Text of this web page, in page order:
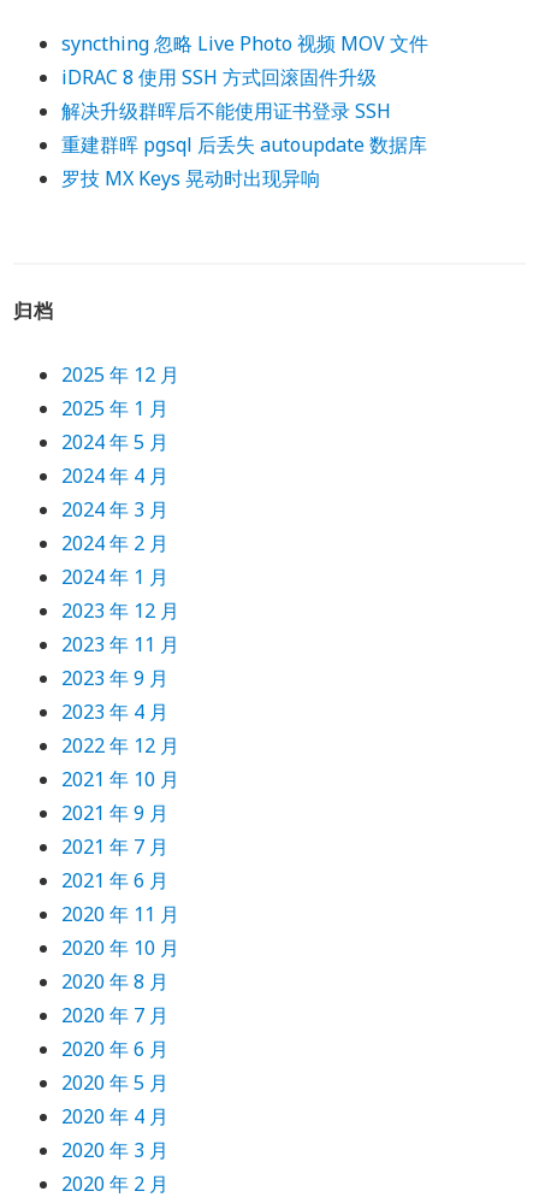
syncthing 忽略 Live Photo 视频 MOV 文件
iDRAC 8 使用 SSH 方式回滚固件升级
解决升级群晖后不能使用证书登录 SSH
重建群晖 pgsql 后丢失 autoupdate 数据库
罗技 MX Keys 晃动时出现异响
归档
2025 年 12 月
2025 年 1 月
2024 年 5 月
2024 年 4 月
2024 年 3 月
2024 年 2 月
2024 年 1 月
2023 年 12 月
2023 年 11 月
2023 年 9 月
2023 年 4 月
2022 年 12 月
2021 年 10 月
2021 年 9 月
2021 年 7 月
2021 年 6 月
2020 年 11 月
2020 年 10 月
2020 年 8 月
2020 年 7 月
2020 年 6 月
2020 年 5 月
2020 年 4 月
2020 年 3 月
2020 年 2 月